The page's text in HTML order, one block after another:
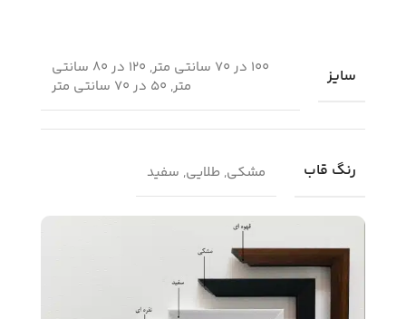
سایز
100 در 70 سانتی متر, 120 در 80 سانتی
متر, 50 در 70 سانتی متر
رنگ قاب مشکی, طلایی, سفید